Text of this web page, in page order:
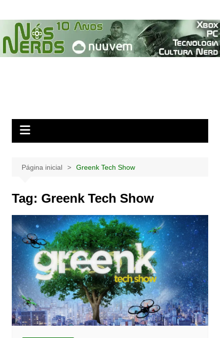
para
conteúdo
Página inicial Greenk Tech Show
Tag: Greenk Tech Show